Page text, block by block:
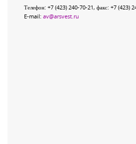
Телефон: +7 (423) 240-70-21, факс: +7 (423)
E-mail: av@arsvest.ru